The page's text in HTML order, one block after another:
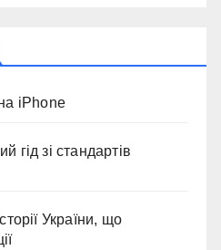
iPhone
гід зі стандартів
України, що